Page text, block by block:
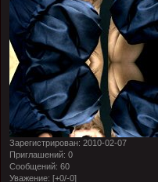
Зарегистрирован: 2010-02-07
Приглашений: 0
Сообщений: 60
Уважение: [+0/-0]